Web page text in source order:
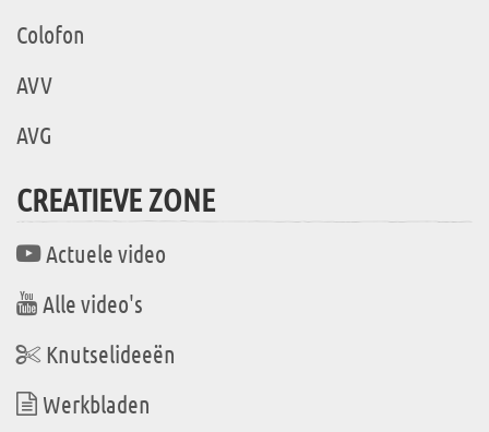
Colofon
AVV
AVG
CREATIEVE ZONE
Actuele video
Alle video's
Knutselideeën
Werkbladen